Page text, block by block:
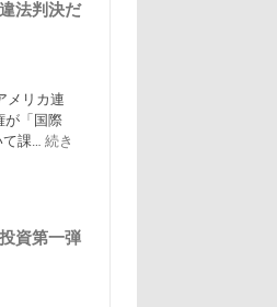
法判決だ
メリカ連
が「国際
て課…続き
資第一弾